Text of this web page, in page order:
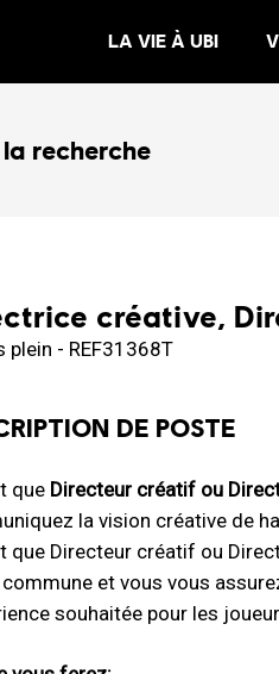
LA VIE À UBI
recherche
créative,
plein - REF31368T
DE POSTE
que Directeur créatif ou
la vision créative de
que Directeur créatif ou
et vous vous
souhaitée pour les